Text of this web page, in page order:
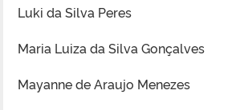
Luki da Silva Peres
Maria Luiza da Silva Gonçalves
Mayanne de Araujo Menezes